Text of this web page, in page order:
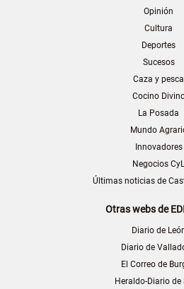
Opinión
Cultura
Deportes
Sucesos
Caza y pesca
Cocino
La Posada
Mundo
Innovadores
Negocios CyL
Últimas noticias de
Otras webs de
Diario de
Diario de
El Correo de
Heraldo-Diario de